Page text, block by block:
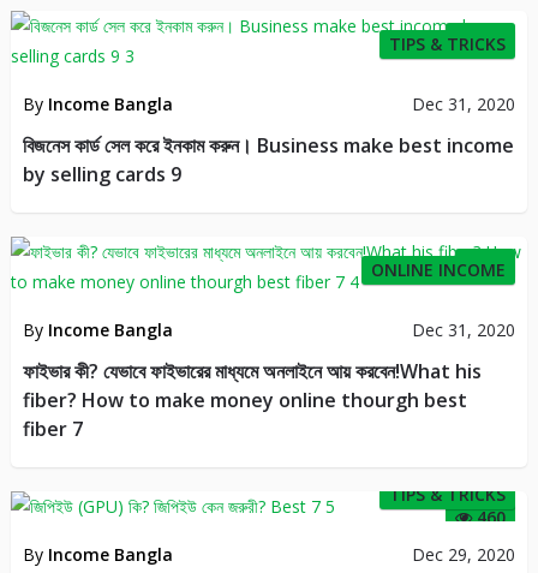
115
TIPS & TRICKS
By Income Bangla Dec 31, 2020
বিজনেস কার্ড সেল করে ইনকাম করুন। Business make best income
by selling cards 9
12
ONLINE INCOME
By Income Bangla Dec 31, 2020
ফাইভার কী? যেভাবে ফাইভারের মাধ্যমে অনলাইনে আয় করবেন!What his
fiber? How to make money online thourgh best
fiber 7
460
TIPS & TRICKS
By Income Bangla Dec 29, 2020